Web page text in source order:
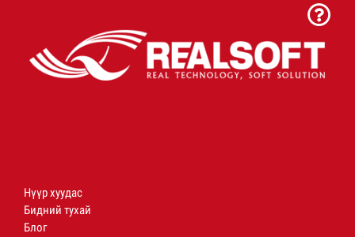
Нүүр хуудас
Бидний тухай
Блог